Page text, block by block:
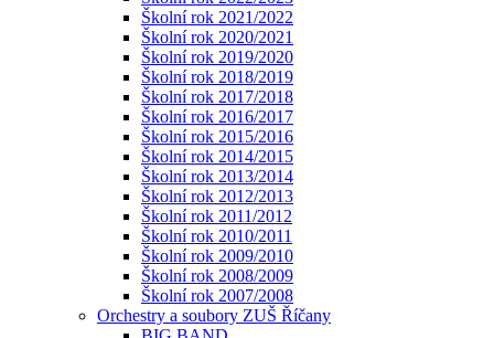
Školní rok 2021/2022
Školní rok 2020/2021
Školní rok 2019/2020
Školní rok 2018/2019
Školní rok 2017/2018
Školní rok 2016/2017
Školní rok 2015/2016
Školní rok 2014/2015
Školní rok 2013/2014
Školní rok 2012/2013
Školní rok 2011/2012
Školní rok 2010/2011
Školní rok 2009/2010
Školní rok 2008/2009
Školní rok 2007/2008
Orchestry a soubory ZUŠ Říčany